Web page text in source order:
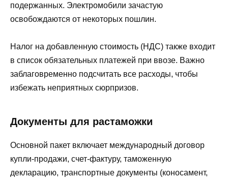
подержанных. Электромобили зачастую
освобождаются от некоторых пошлин.
Налог на добавленную стоимость (НДС) также входит
в список обязательных платежей при ввозе. Важно
заблаговременно подсчитать все расходы, чтобы
избежать неприятных сюрпризов.
Документы для растаможки
Основной пакет включает международный договор
купли-продажи, счет-фактуру, таможенную
декларацию, транспортные документы (коносамент,